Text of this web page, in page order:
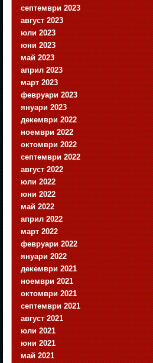
септември 2023
август 2023
юли 2023
юни 2023
май 2023
април 2023
март 2023
февруари 2023
януари 2023
декември 2022
ноември 2022
октомври 2022
септември 2022
август 2022
юли 2022
юни 2022
май 2022
април 2022
март 2022
февруари 2022
януари 2022
декември 2021
ноември 2021
октомври 2021
септември 2021
август 2021
юли 2021
юни 2021
май 2021